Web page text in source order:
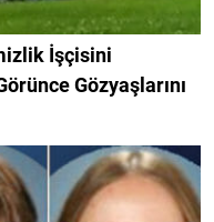
İşçisini
Gözyaşlarını